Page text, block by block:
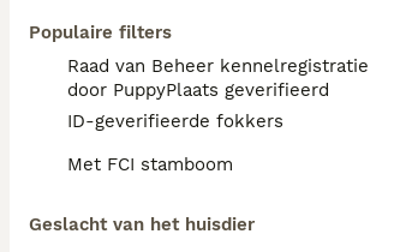
Populaire filters
Raad van Beheer kennelregistratie
door PuppyPlaats geverifieerd
ID-geverifieerde fokkers
Met FCI stamboom
Geslacht van het huisdier